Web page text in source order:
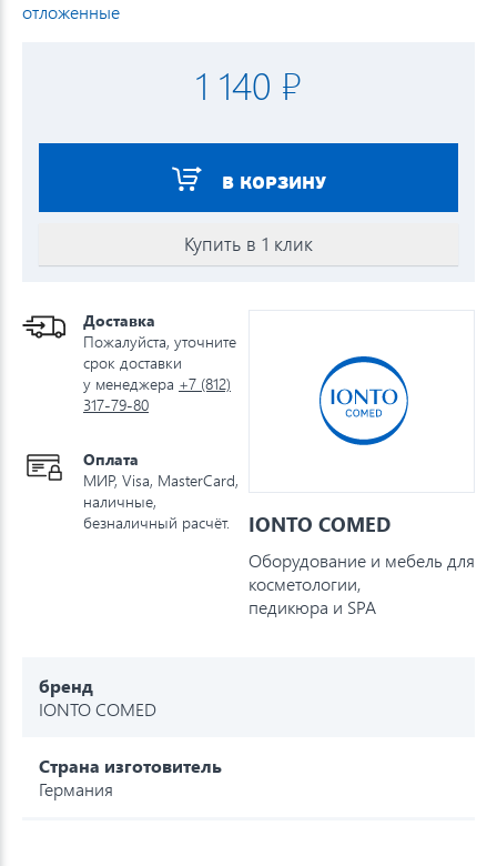
отложенные
1 140 ₽
В КОРЗИНУ
Купить в 1 клик
Доставка
Пожалуйста, уточните
срок доставки
у менеджера +7 (812)
317-79-80
Оплата
МИР, Visa, MasterCard,
наличные,
безналичный расчёт.
IONTO COMED
Оборудование и мебель для
косметологии,
педикюра и SPA
бренд
IONTO COMED
Страна изготовитель
Германия